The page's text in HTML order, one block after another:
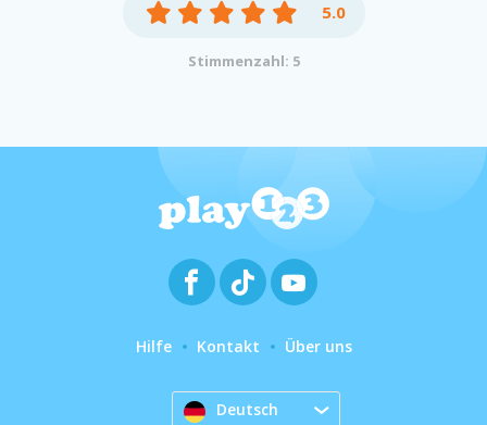
5.0
Stimmenzahl: 5
Hilfe Kontakt Über uns
Deutsch